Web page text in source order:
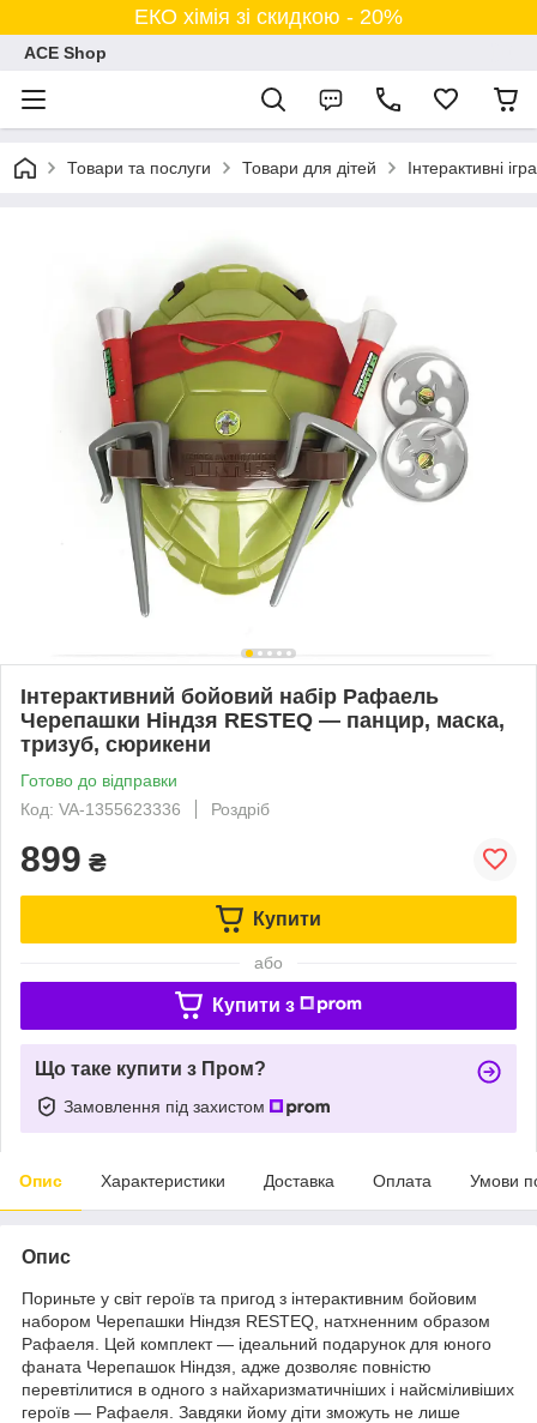
ЕКО хімія зі скидкою - 20%
ACE Shop
Товари та послуги Товари для дітей Інтерактивні
Інтерактивний бойовий набір Рафаель
Черепашки Ніндзя RESTEQ — панцир, маска,
тризуб, сюрикени
Готово до відправки
Код: VA-1355623336
Роздріб
899 ₴
Купити
або
Купити з
Що таке купити з Пром?
Замовлення під захистом
Опис Характеристики Доставка Оплата Умови
Опис
Пориньте у світ героїв та пригод з інтерактивним бойовим
набором Черепашки Ніндзя RESTEQ, натхненним образом
Рафаеля. Цей комплект — ідеальний подарунок для юного
фаната Черепашок Ніндзя, адже дозволяє повністю
перевтілитися в одного з найхаризматичніших і найсміливіших
героїв — Рафаеля. Завдяки йому діти зможуть не лише